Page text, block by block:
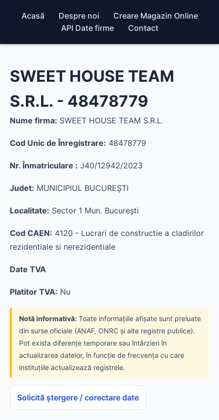
Acasă Despre noi
Creare Magazin Online
API Date firme
Contact
SWEET HOUSE TEAM
S.R.L. - 48478779
Nume firma: SWEET HOUSE TEAM S.R.L.
Cod Unic de Înregistrare: 48478779
Nr. Înmatriculare : J40/12942/2023
Judet: MUNICIPIUL BUCUREŞTI
Localitate: Sector 1 Mun. Bucureşti
Cod CAEN: 4120 - Lucrari de constructie a cladirilor
rezidentiale si nerezidentiale
Date TVA
Platitor TVA: Nu
Notă informativă: Toate informațiile afișate sunt preluate
din surse oficiale (ANAF, ONRC și alte registre publice).
Pot exista diferențe temporare sau întârzieri în
actualizarea datelor, în funcție de frecvența cu care
instituțiile actualizează registrele.
Solicită ștergere / corectare date